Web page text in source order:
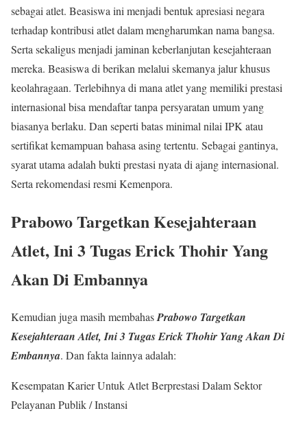
sebagai atlet. Beasiswa ini menjadi bentuk apresiasi negara
terhadap kontribusi atlet dalam mengharumkan nama bangsa.
Serta sekaligus menjadi jaminan keberlanjutan kesejahteraan
mereka. Beasiswa di berikan melalui skemanya jalur khusus
keolahragaan. Terlebihnya di mana atlet yang memiliki prestasi
internasional bisa mendaftar tanpa persyaratan umum yang
biasanya berlaku. Dan seperti batas minimal nilai IPK atau
sertifikat kemampuan bahasa asing tertentu. Sebagai gantinya,
syarat utama adalah bukti prestasi nyata di ajang internasional.
Serta rekomendasi resmi Kemenpora.
Prabowo Targetkan Kesejahteraan
Atlet, Ini 3 Tugas Erick Thohir Yang
Akan Di Embannya
Kemudian juga masih membahasPrabowo Targetkan
Kesejahteraan Atlet, Ini 3 Tugas Erick Thohir Yang Akan Di
Embannya. Dan fakta lainnya adalah:
Kesempatan Karier Untuk Atlet Berprestasi Dalam Sektor
Pelayanan Publik / Instansi